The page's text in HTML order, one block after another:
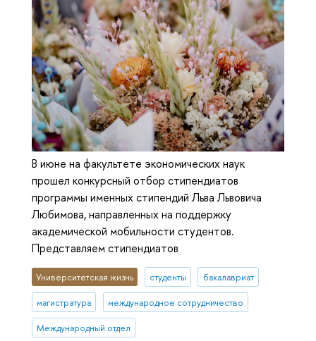
В июне на факультете экономических наук
прошел конкурсный отбор стипендиатов
программы именных стипендий Льва Львовича
Любимова, направленных на поддержку
академической мобильности студентов.
Представляем стипендиатов
Университетская жизнь студенты бакалавриат
магистратура международное сотрудничество
Международный отдел